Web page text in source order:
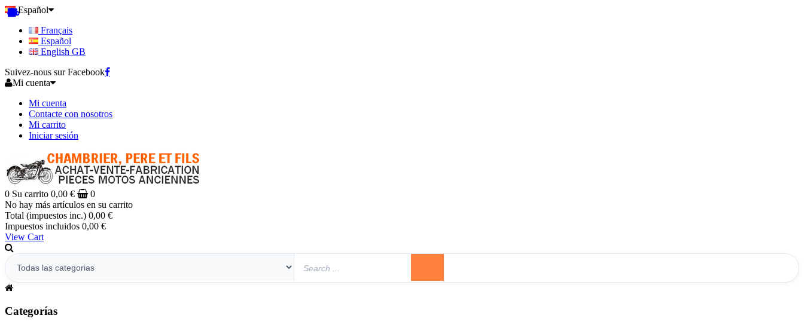
Español
Français
Español
English GB
Suivez-nous sur Facebook
Mi cuenta
Mi cuenta
Contacte con nosotros
Mi carrito
Iniciar sesión
0 Su carrito 0,00 €
0
No hay más artículos en su carrito
Total (impuestos inc.) 0,00 €
Impuestos incluidos 0,00 €
View Cart
Categorías